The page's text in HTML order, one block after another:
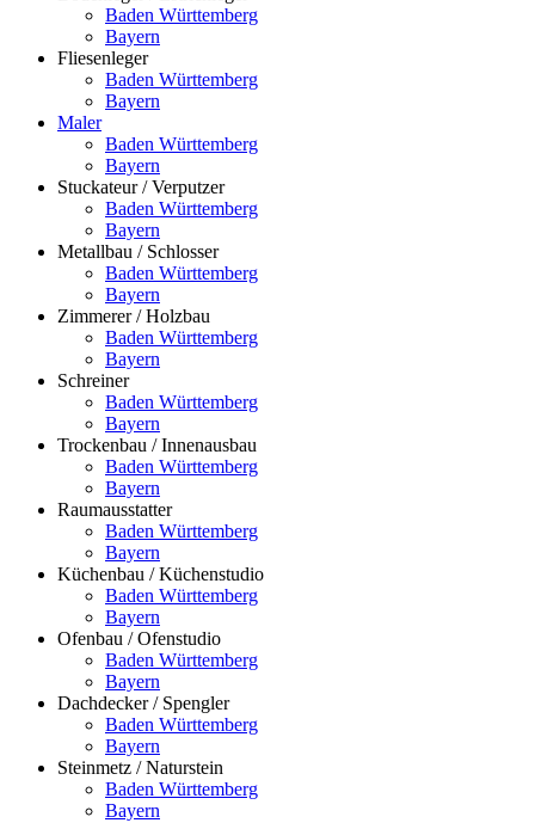
Baden Württemberg
Bayern
Fliesenleger
Baden Württemberg
Bayern
Maler
Baden Württemberg
Bayern
Stuckateur / Verputzer
Baden Württemberg
Bayern
Metallbau / Schlosser
Baden Württemberg
Bayern
Zimmerer / Holzbau
Baden Württemberg
Bayern
Schreiner
Baden Württemberg
Bayern
Trockenbau / Innenausbau
Baden Württemberg
Bayern
Raumausstatter
Baden Württemberg
Bayern
Küchenbau / Küchenstudio
Baden Württemberg
Bayern
Ofenbau / Ofenstudio
Baden Württemberg
Bayern
Dachdecker / Spengler
Baden Württemberg
Bayern
Steinmetz / Naturstein
Baden Württemberg
Bayern